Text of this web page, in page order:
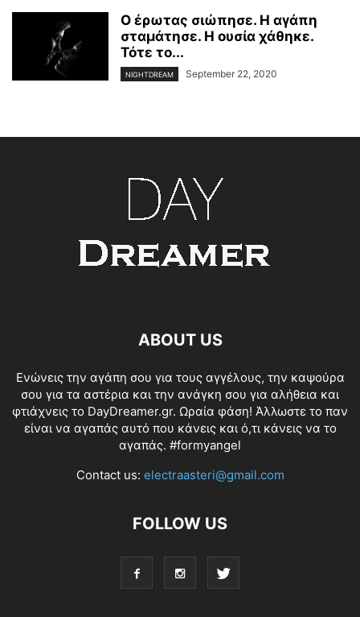
O έρωτας σιώπησε. Η αγάπη
σταμάτησε. Η ουσία χάθηκε.
Τότε το...
NIGHTDREAM September 22, 2020
ABOUT US
Ενώνεις την αγάπη σου για τους αγγέλους, την καψούρα
σου για τα αστέρια και την ανάγκη σου για αλήθεια και
φτιάχνεις το DayDreamer.gr. Ωραία φάση! Άλλωστε το παν
είναι να αγαπάς αυτό που κάνεις και ό,τι κάνεις να το
αγαπάς. #formyangel
Contact us: electraasteri@gmail.com
FOLLOW US